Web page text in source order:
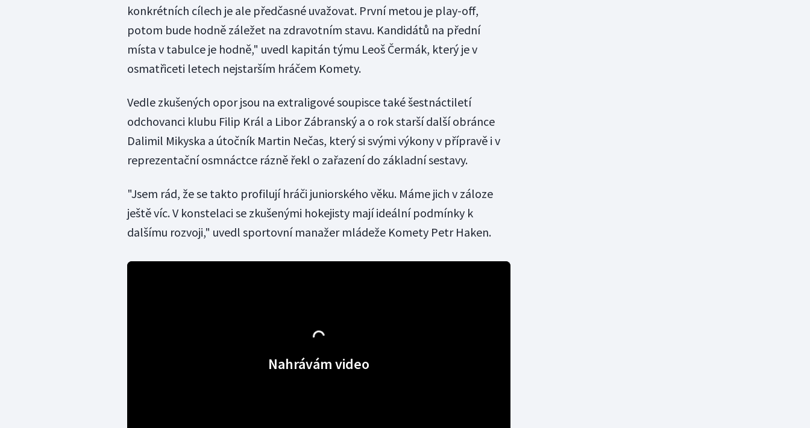
konkrétních cílech je ale předčasné uvažovat. První metou je play-off,
potom bude hodně záležet na zdravotním stavu. Kandidátů na přední
místa v tabulce je hodně," uvedl kapitán týmu Leoš Čermák, který je v
osmatřiceti letech nejstarším hráčem Komety.
Vedle zkušených opor jsou na extraligové soupisce také šestnáctiletí
odchovanci klubu Filip Král a Libor Zábranský a o rok starší další obránce
Dalimil Mikyska a útočník Martin Nečas, který si svými výkony v přípravě i v
reprezentační osmnáctce rázně řekl o zařazení do základní sestavy.
"Jsem rád, že se takto profilují hráči juniorského věku. Máme jich v záloze
ještě víc. V konstelaci se zkušenými hokejisty mají ideální podmínky k
dalšímu rozvoji," uvedl sportovní manažer mládeže Komety Petr Haken.
Nahrávám video